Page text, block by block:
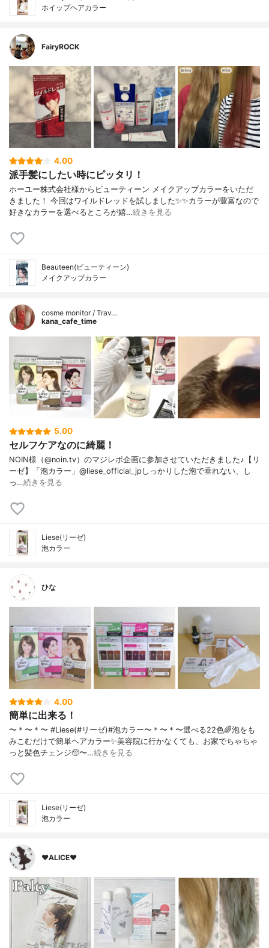
ホイップヘアカラー
FairyROCK
4.00
派手髪にしたい時にピッタリ！
ホーユー株式会社様からビューティーン メイクアップカラーをいただ
きました！ 今回はワイルドレッドを試しました✨✨カラーが豊富なので
好きなカラーを選べるところが嬉…続きを見る
Beauteen(ビューティーン)
メイクアップカラー
cosme monitor / Trav…
kana_cafe_time
5.00
セルフケアなのに綺麗！
NOIN様（@noin.tv）のマジレポ企画に参加させていただきました♪【リ
ーゼ】「泡カラー」@liese_official_jpしっかりした泡で垂れない、し
っ…続きを見る
Liese(リーゼ)
泡カラー
ひな
4.00
簡単に出来る！
〜＊〜＊〜 #Liese(#リーゼ)#泡カラー〜＊〜＊〜選べる22色🌈泡をも
みこむだけで簡単ヘアカラー✨美容院に行かなくても、お家でちゃちゃ
っと髪色チェンジ🥺〜…続きを見る
Liese(リーゼ)
泡カラー
♥ALICE♥